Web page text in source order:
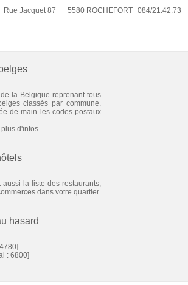
Rue Jacquet 87 5580 ROCHEFORT 084/21.42.73
la Belgique reprenant tous
classés par commune.
de main les codes postaux
d'infos.
la liste des restaurants,
dans votre quartier.
hasard
: 6800]